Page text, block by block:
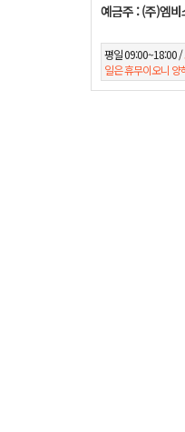
예금주 : (주)엠
평일 09:00~18:00 /
일은 휴무이오니 양